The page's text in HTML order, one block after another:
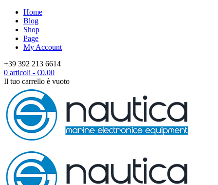
Home
Blog
Shop
Page
My Account
+39 392 213 6614
0 articoli - €0.00
Il tuo carrello è vuoto